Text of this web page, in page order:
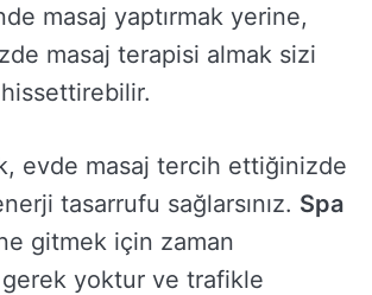
masaj yaptırmak yerine,
masaj terapisi almak sizi
evde masaj tercih ettiğinizde
tasarrufu sağlarsınız. Spa
gitmek için zaman
gerek yoktur ve trafikle